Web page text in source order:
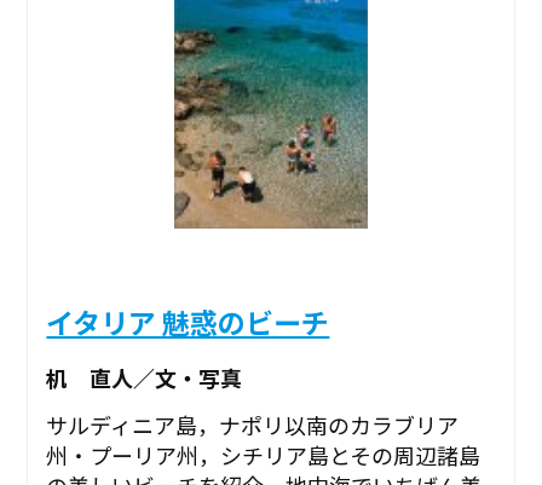
イタリア 魅惑のビーチ
机 直人／文・写真
サルディニア島，ナポリ以南のカラブリア
州・プーリア州，シチリア島とその周辺諸島